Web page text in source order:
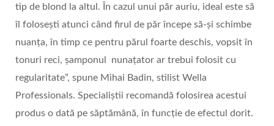
tip de blond la altul. În cazul unui păr auriu, ideal este să
îl folosești atunci când firul de păr începe să-și schimbe
nuanța, în timp ce pentru părul foarte deschis, vopsit în
tonuri reci, șamponul nunațator ar trebui folosit cu
regularitate”, spune Mihai Badin, stilist Wella
Professionals. Specialiștii recomandă folosirea acestui
produs o dată pe săptămână, în funcție de efectul dorit.